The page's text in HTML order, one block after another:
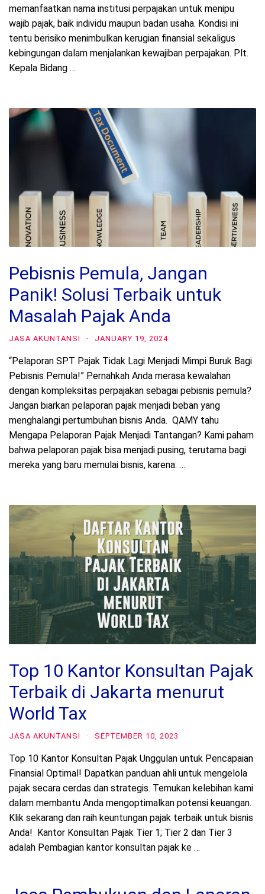
memanfaatkan nama institusi perpajakan untuk menipu
wajib pajak, baik individu maupun badan usaha. Kondisi ini
tentu berisiko menimbulkan kerugian finansial sekaligus
kebingungan dalam menjalankan kewajiban perpajakan. Plt.
Kepala Bidang …
Pebisnis Pemula, Jangan
Panik! Solusi Terbaik untuk
Masalah Pajak Anda
JASA AKUNTANSI · JANUARY 19, 2024
“Pelaporan SPT Pajak Tidak Lagi Menjadi Mimpi Buruk Bagi
Pebisnis Pemula!” Pernahkah Anda merasa kewalahan
dengan kompleksitas perpajakan sebagai pebisnis pemula?
Jangan biarkan pelaporan pajak menjadi beban yang
menghalangi pertumbuhan bisnis Anda. QAMY tahu
Mengapa Pelaporan Pajak Menjadi Tantangan? Kami paham
bahwa pelaporan pajak bisa menjadi pusing, terutama bagi
mereka yang baru memulai bisnis, karena: …
Top 10 Kantor Konsultan Pajak
Terbaik di Jakarta menurut
World Tax
JASA AKUNTANSI · SEPTEMBER 10, 2023
Top 10 Kantor Konsultan Pajak Unggulan untuk Pencapaian
Finansial Optimal! Dapatkan panduan ahli untuk mengelola
pajak secara cerdas dan strategis. Temukan kelebihan kami
dalam membantu Anda mengoptimalkan potensi keuangan.
Klik sekarang dan raih keuntungan pajak terbaik untuk bisnis
Anda! Kantor Konsultan Pajak Tier 1; Tier 2 dan Tier 3
adalah Pembagian kantor konsultan pajak ke …